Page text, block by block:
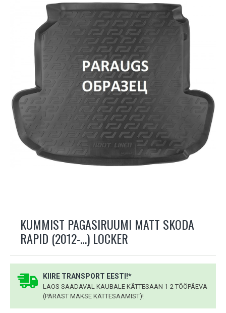
KUMMIST PAGASIRUUMI MATT SKODA
RAPID (2012-…) LOCKER
KIIRE TRANSPORT EESTI!*
LAOS SAADAVAL KAUBALE KÄTTESAAN 1-2 TÖÖPÄEVA
(PÄRAST MAKSE KÄTTESAAMIST)!